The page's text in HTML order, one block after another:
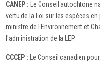
CANEP : Le Conseil autochtone
vertu de la Loi sur les espèces en
ministre de l'Environnement et
l'administration de la LEP.
CCCEP : Le Conseil canadien